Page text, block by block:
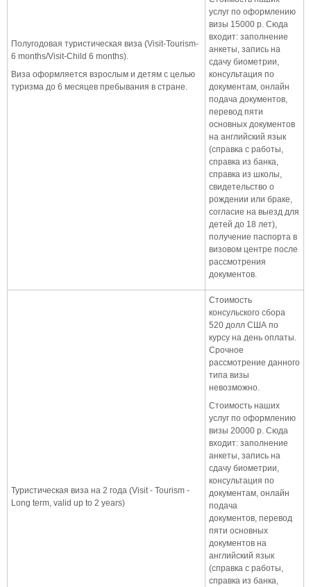
Полугодовая туристическая виза (Visit-Tourism-
6 months/Visit-Child 6 months).
Виза оформляется взрослым и детям с целью
туризма до 6 месяцев пребывания в стране.
услуг по оформлению
визы 15000 р. Сюда
входит: заполнение
анкеты, запись на
сдачу биометрии,
консультация по
документам, онлайн
подача документов,
перевод пяти
основных документов
на английский язык
(справка с работы,
справка из банка,
справка из школы,
свидетельство о
рождении или браке,
согласие на выезд для
детей до 18 лет),
получение паспорта в
визовом центре после
рассмотрения
документов.
Туристическая виза на 2 года (Visit - Tourism -
Long term, valid up to 2 years)
Стоимость
консульского сбора
520 долл США по
курсу на день оплаты.
Срочное
рассмотрение данного
типа визы
невозможно.
Стоимость наших
услуг по оформлению
визы 20000 р. Сюда
входит: заполнение
анкеты, запись на
сдачу биометрии,
консультация по
документам, онлайн
подача
документов, перевод
пяти основных
документов на
английский язык
(справка с работы,
справка из банка,